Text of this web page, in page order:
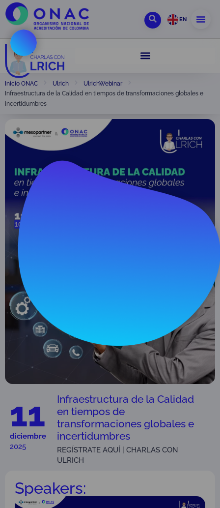
EN
Inicio ONAC Ulrich
UlrichWebinar
Infraestructura de la Calidad en tiempos de transformaciones globales e
incertidumbres
11
diciembre
2025
Infraestructura de la Calidad
en tiempos de
transformaciones globales e
incertidumbres
REGÍSTRATE AQUÍ | CHARLAS CON
ULRICH
Speakers: